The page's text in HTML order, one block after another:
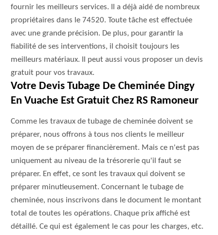
fournir les meilleurs services. Il a déjà aidé de nombreux
propriétaires dans le 74520. Toute tâche est effectuée
avec une grande précision. De plus, pour garantir la
fiabilité de ses interventions, il choisit toujours les
meilleurs matériaux. Il peut aussi vous proposer un devis
gratuit pour vos travaux.
Votre Devis Tubage De Cheminée Dingy
En Vuache Est Gratuit Chez RS Ramoneur
Comme les travaux de tubage de cheminée doivent se
préparer, nous offrons à tous nos clients le meilleur
moyen de se préparer financièrement. Mais ce n'est pas
uniquement au niveau de la trésorerie qu'il faut se
préparer. En effet, ce sont les travaux qui doivent se
préparer minutieusement. Concernant le tubage de
cheminée, nous inscrivons dans le document le montant
total de toutes les opérations. Chaque prix affiché est
détaillé. Ce qui est également le cas pour les charges, etc.